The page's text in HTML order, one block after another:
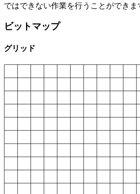
ではできない作業を行うことができま
ビットマップ
グリッド